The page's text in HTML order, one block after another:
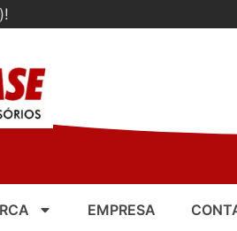
EMPRESA